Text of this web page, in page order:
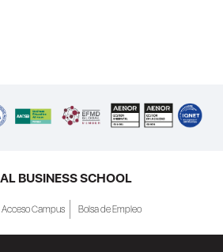
BUSINESS SCHOOL
Acceso Campus Bolsa de Empleo